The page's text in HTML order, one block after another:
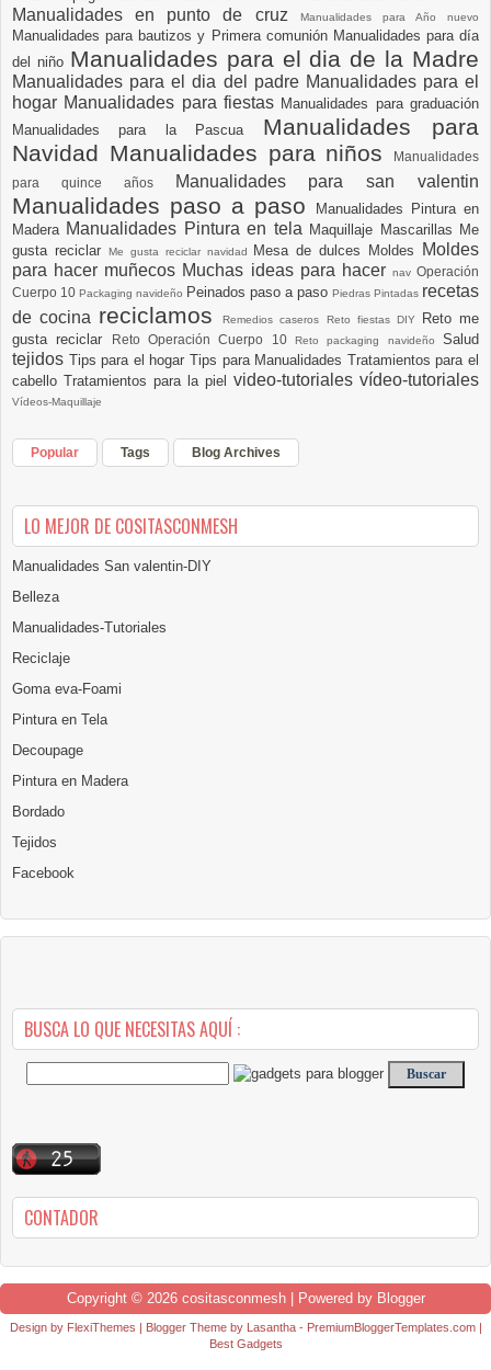
Manualidades en punto de cruz
Manualidades para Año nuevo
Manualidades para bautizos y Primera comunión Manualidades para día
del niño Manualidades para el dia de la Madre
Manualidades para el dia del padre Manualidades para el
hogar Manualidades para fiestas Manualidades para graduación
Manualidades para la Pascua Manualidades para
Navidad Manualidades para niños
Manualidades
para quince años
Manualidades para san valentin
Manualidades paso a paso
Manualidades Pintura en
Madera Manualidades Pintura en tela Maquillaje Mascarillas Me
gusta reciclar
Me gusta reciclar navidad Mesa de dulces Moldes
Moldes
para hacer muñecos Muchas ideas para hacer nav Operación
Cuerpo 10 Packaging navideño Peinados paso a paso Piedras Pintadas recetas
de cocina reciclamosRemedios caseros Reto fiestas DIY Reto me
gusta reciclar
Reto Operación Cuerpo 10Reto packaging navideñoSalud
tejidos Tips para el hogarTips para Manualidades Tratamientos para el
cabello Tratamientos para la piel video-tutoriales vídeo-tutoriales
Vídeos-Maquillaje
Popular Tags Blog Archives
LO MEJOR DE COSITASCONMESH
Manualidades San valentin-DIY
Belleza
Manualidades-Tutoriales
Reciclaje
Goma eva-Foami
Pintura en Tela
Decoupage
Pintura en Madera
Bordado
Tejidos
Facebook
BUSCA LO QUE NECESITAS AQUÍ :
CONTADOR
Copyright © 2026 cositasconmesh| Powered by Blogger
Design by FlexiThemes | Blogger Theme by Lasantha- PremiumBloggerTemplates.com|
Best Gadgets